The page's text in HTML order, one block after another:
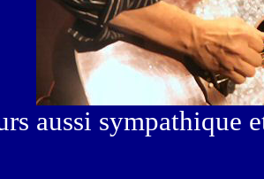
aussi sympathique